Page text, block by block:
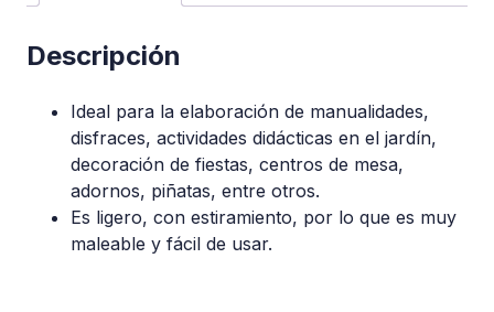
Descripción
Ideal para la elaboración de manualidades,
disfraces, actividades didácticas en el jardín,
decoración de fiestas, centros de mesa,
adornos, piñatas, entre otros.
Es ligero, con estiramiento, por lo que es muy
maleable y fácil de usar.